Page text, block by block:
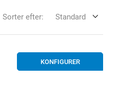
Sorter efter: Standard
KONFIGURER